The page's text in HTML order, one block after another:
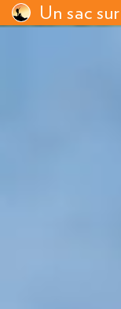
Un sac